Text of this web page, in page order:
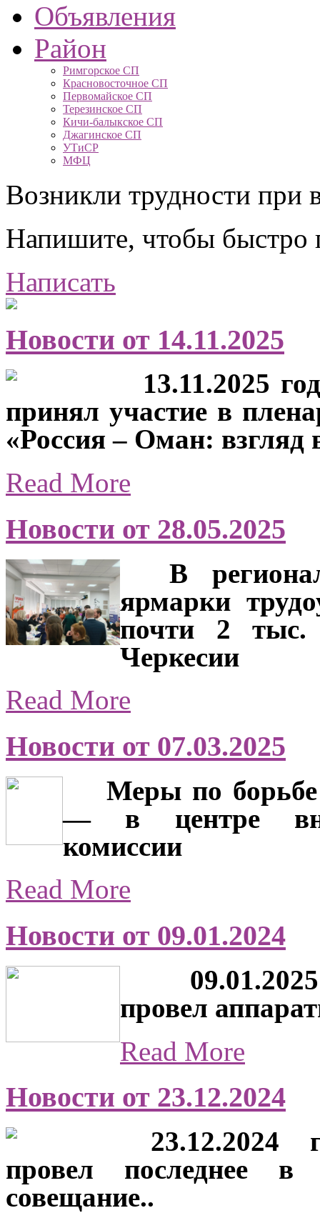
Объявления
Район
Римгорское СП
Красновосточное СП
Первомайское СП
Терезинское СП
Кичи-балыкское СП
Джагинское СП
УТиСР
МФЦ
Возникли трудности при
Напишите, чтобы быстро
Написать
Новости от 14.11.2025
13.11.2025
принял участие в
«Россия – Оман: взгляд
Read More
Новости от 28.05.2025
В
ярмарки
почти 2 тыс.
Черкесии
Read More
Новости от 07.03.2025
Меры по борьбе
— в центре
комиссии
Read More
Новости от 09.01.2024
09.01.2025
провел
Read More
Новости от 23.12.2024
23.12.2024
провел последнее в
совещание..